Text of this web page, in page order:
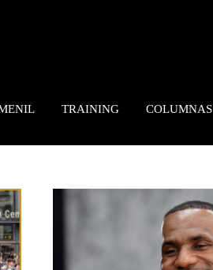
TRAINING COLUMNAS